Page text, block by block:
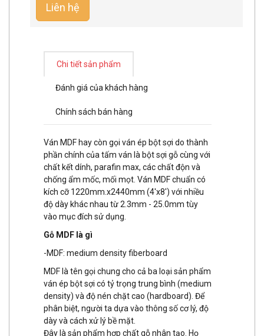
Liên hệ
Chi tiết sản phẩm
Đánh giá của khách hàng
Chính sách bán hàng
Ván MDF hay còn gọi ván ép bột sợi do thành
phần chính của tấm ván là bột sợi gỗ cùng với
chất kết dính, parafin max, các chất độn và
chống ẩm mốc, mối mọt. Ván MDF chuẩn có
kích cỡ 1220mm.x2440mm (4'x8') với nhiều
độ dày khác nhau từ 2.3mm - 25.0mm tùy
vào mục đích sử dụng.
Gỗ MDF là gì
-MDF: medium density fiberboard
MDF là tên gọi chung cho cả ba loại sản phẩm
ván ép bột sợi có tỷ trọng trung bình (medium
density) và độ nén chặt cao (hardboard). Để
phân biệt, người ta dựa vào thông số cơ lý, độ
dày và cách xử lý bề mặt.
Đây là sản phẩm hợp chất gỗ nhân tạo. Họ